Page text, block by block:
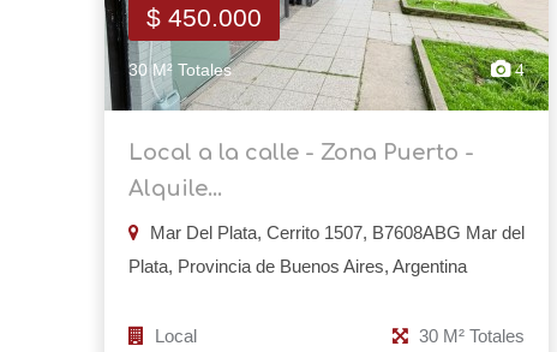
$ 450.000
30 M² Totales 4
Local a la calle - Zona Puerto -
Alquile...
Mar Del Plata, Cerrito 1507, B7608ABG Mar del
Plata, Provincia de Buenos Aires, Argentina
Local 30 M² Totales